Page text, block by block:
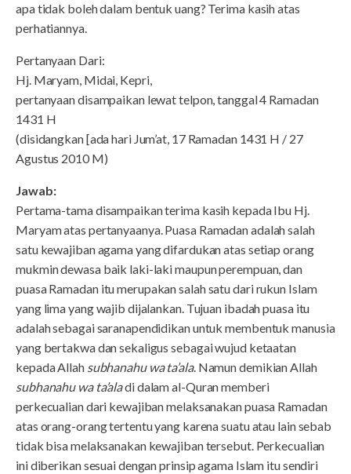
apa tidak boleh dalam bentuk uang? Terima kasih atas
perhatiannya.
Pertanyaan Dari:
Hj. Maryam, Midai, Kepri,
pertanyaan disampaikan lewat telpon, tanggal 4 Ramadan
1431 H
(disidangkan [ada hari Jum’at, 17 Ramadan 1431 H / 27
Agustus 2010 M)
Jawab:
Pertama-tama disampaikan terima kasih kepada Ibu Hj.
Maryam atas pertanyaanya. Puasa Ramadan adalah salah
satu kewajiban agama yang difardukan atas setiap orang
mukmin dewasa baik laki-laki maupun perempuan, dan
puasa Ramadan itu merupakan salah satu dari rukun Islam
yang lima yang wajib dijalankan. Tujuan ibadah puasa itu
adalah sebagai saranapendidikan untuk membentuk manusia
yang bertakwa dan sekaligus sebagai wujud ketaatan
kepada Allah subhanahu wa ta’ala. Namun demikian Allah
subhanahu wa ta’aladi dalam al-Quran memberi
perkecualian dari kewajiban melaksanakan puasa Ramadan
atas orang-orang tertentu yang karena suatu atau lain sebab
tidak bisa melaksanakan kewajiban tersebut. Perkecualian
ini diberikan sesuai dengan prinsip agama Islam itu sendiri